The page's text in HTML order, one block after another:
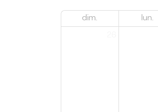
dim. lun.